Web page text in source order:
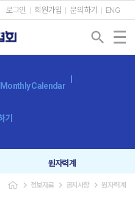
로그인 회원가입 문의하기 ENG
search
Monthly Calendar
기
원자력계
navigate_next 정보자료 navigate_next 공지사항 navigate_next 원자력계